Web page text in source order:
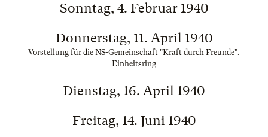
Sonntag, 4. Februar 1940
Donnerstag, 11. April 1940
Vorstellung für die NS-Gemeinschaft "Kraft durch Freunde",
Einheitsring
Dienstag, 16. April 1940
Freitag, 14. Juni 1940